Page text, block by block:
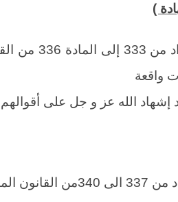
)
نصت عليها
واقعة
إشهاد الله عز و جل على أقوالهم
و هي إستخلاص